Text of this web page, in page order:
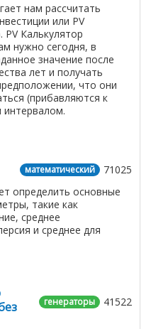
нам рассчитать
или PV
PV Калькулятор
нужно сегодня, в
значение после
лет и получать
что они
(прибавляются к
интервалом.
71025
математический
определить основные
такие как
среднее
и среднее для
41522
генераторы